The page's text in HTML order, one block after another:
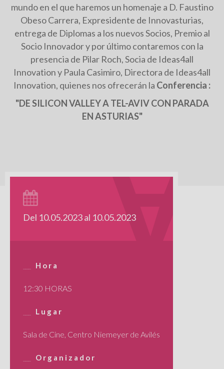
mundo en el que haremos un homenaje a D. Faustino
Obeso Carrera, Expresidente de Innovasturias,
entrega de Diplomas a los nuevos Socios, Premio al
Socio Innovador y por último contaremos con la
presencia de Pilar Roch, Socia de Ideas4all
Innovation y Paula Casimiro, Directora de Ideas4all
Innovation, quienes nos ofrecerán la Conferencia :
"DE SILICON VALLEY A TEL-AVIV CON PARADA
EN ASTURIAS"
Del 10.05.2023 al 10.05.2023
Hora
12:30 HORAS
Lugar
Sala de Cine, Centro Niemeyer de Avilés
Organizador